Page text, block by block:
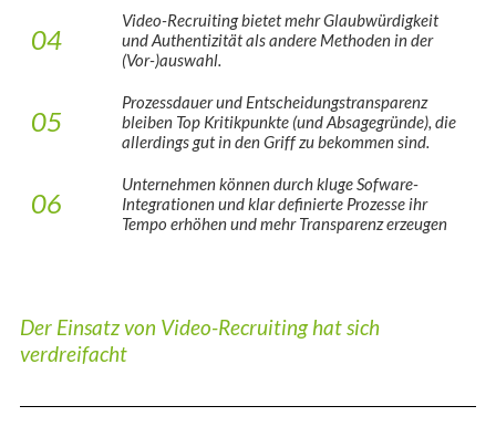
04
Video-Recruiting bietet mehr Glaubwürdigkeit
und Authentizität als andere Methoden in der
(Vor-)auswahl.
05
Prozessdauer und Entscheidungstransparenz
bleiben Top Kritikpunkte (und Absagegründe), die
allerdings gut in den Griff zu bekommen sind.
06
Unternehmen können durch kluge Sofware-
Integrationen und klar definierte Prozesse ihr
Tempo erhöhen und mehr Transparenz erzeugen
Der Einsatz von Video-Recruiting hat sich
verdreifacht